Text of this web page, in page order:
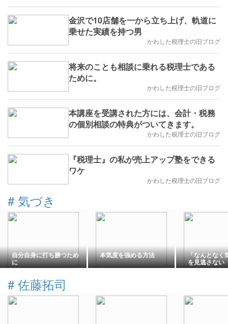
金沢で10店舗を一から立ち上げ、軌道に
乗せた実績を持つ男
かわした税理士の旧ブログ
将来のことも相談に乗れる税理士である
ために。
かわした税理士の旧ブログ
本講座を受講された方には、会計・税務
の個別相談の特典がついてきます。
かわした税理士の旧ブログ
『税理士』の私が売上アップ塾をできる
ワケ
かわした税理士の旧ブログ
# 気づき
自分自身に打ち勝つため
に
本気度を強める方法 「なんとなく
を見逃さない
# 佐藤拓司